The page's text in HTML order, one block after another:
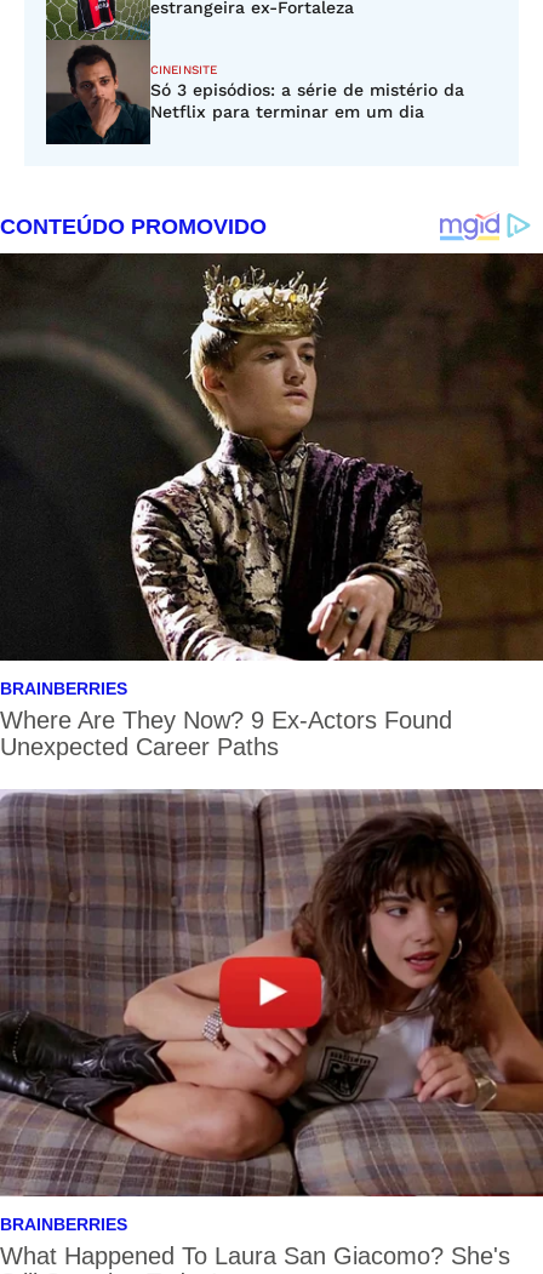
estrangeira ex-Fortaleza
CINEINSITE
Só 3 episódios: a série de mistério da
Netflix para terminar em um dia